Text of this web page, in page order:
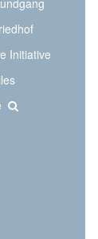
Initiative